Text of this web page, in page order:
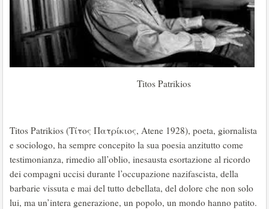
Titos Patrikios
Titos Patrikios (Τίτος Πατρίκιος, Atene 1928), poeta, giornalista
e sociologo, ha sempre concepito la sua poesia anzitutto come
testimonianza, rimedio all’oblio, inesausta esortazione al ricordo
dei compagni uccisi durante l’occupazione nazifascista, della
barbarie vissuta e mai del tutto debellata, del dolore che non solo
lui, ma un’intera generazione, un popolo, un mondo hanno patito.